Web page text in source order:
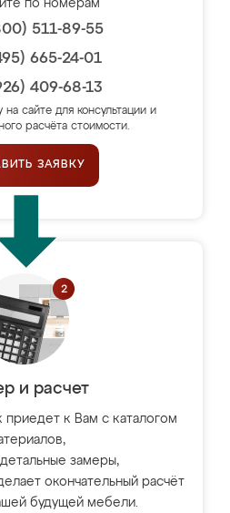
по номерам
511-89-55
665-24-01
409-68-13
на сайте для консультации и
расчёта стоимости.
ЗАЯВКУ
и расчет
к Вам с каталогом
замеры,
окончательный расчёт
будущей мебели.